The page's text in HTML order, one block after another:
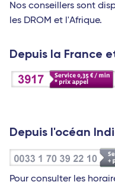
Nos conseillers sont
les DROM et l'Afrique.
Depuis la France
Depuis l'océan
Pour consulter les